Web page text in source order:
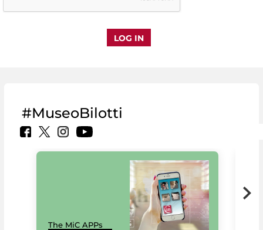
#MuseoBilotti
The MiC APPs